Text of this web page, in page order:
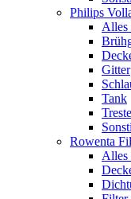
Philips
Alles
Gitter
Tank
Rowenta
Alles